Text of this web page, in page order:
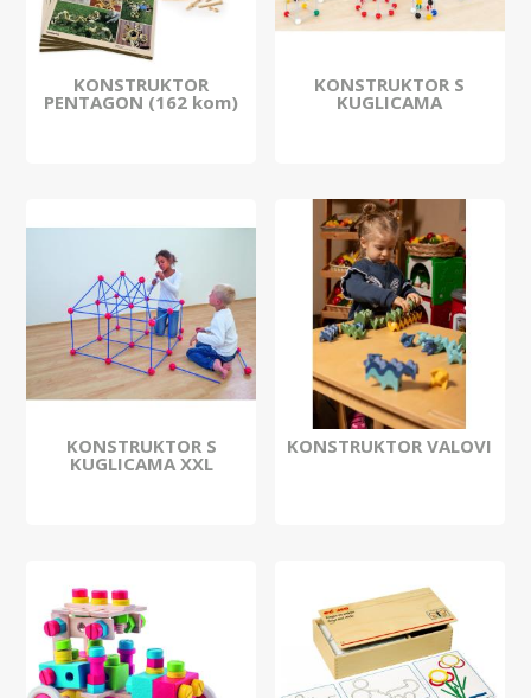
KONSTRUKTOR
PENTAGON (162 kom)
KONSTRUKTOR S
KUGLICAMA
KONSTRUKTOR S
KUGLICAMA XXL
KONSTRUKTOR VALOVI